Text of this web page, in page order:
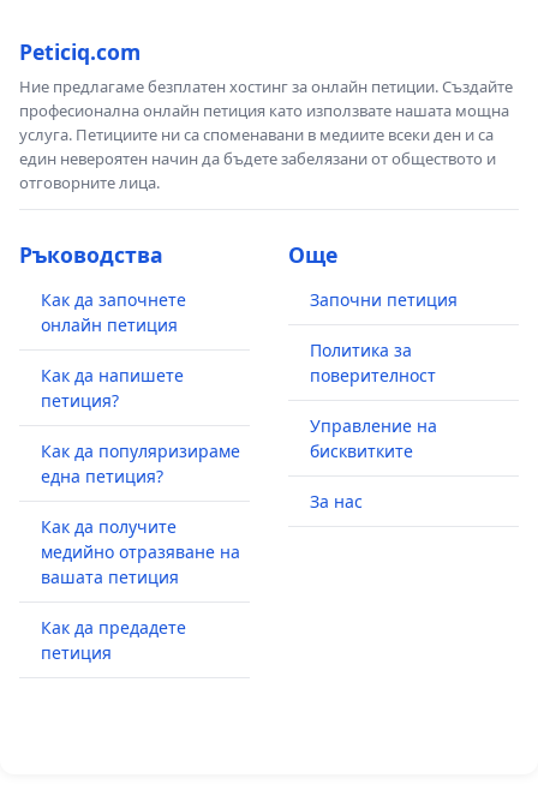
Peticiq.com
Ние предлагаме безплатен хостинг за онлайн петиции. Създайте
професионална онлайн петиция като използвате нашата мощна
услуга. Петициите ни са споменавани в медиите всеки ден и са
един невероятен начин да бъдете забелязани от обществото и
отговорните лица.
Ръководства
Как да започнете
онлайн петиция
Как да напишете
петиция?
Как да популяризираме
една петиция?
Как да получите
медийно отразяване на
вашата петиция
Как да предадете
петиция
Още
Започни петиция
Политика за
поверителност
Управление на
бисквитките
За нас